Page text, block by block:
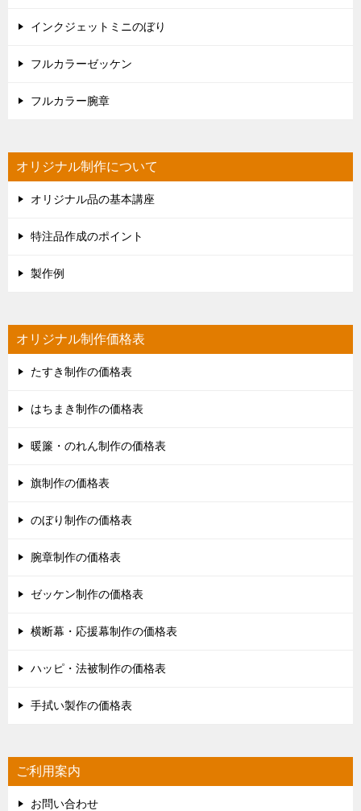
インクジェットミニのぼり
フルカラーゼッケン
フルカラー腕章
オリジナル制作について
オリジナル品の基本講座
特注品作成のポイント
製作例
オリジナル制作価格表
たすき制作の価格表
はちまき制作の価格表
暖簾・のれん制作の価格表
旗制作の価格表
のぼり制作の価格表
腕章制作の価格表
ゼッケン制作の価格表
横断幕・応援幕制作の価格表
ハッピ・法被制作の価格表
手拭い製作の価格表
ご利用案内
お問い合わせ